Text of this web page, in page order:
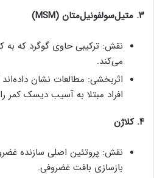
۳. متیل‌سولفونیل‌متان (MSM)
نقش: ترکیبی حاوی گوگرد که
می‌کند.
افراد مبتلا به آسیب دیسک کمر
۴. کلاژن
نقش: پروتئین اصلی سازنده
بازسازی بافت غضروفی.